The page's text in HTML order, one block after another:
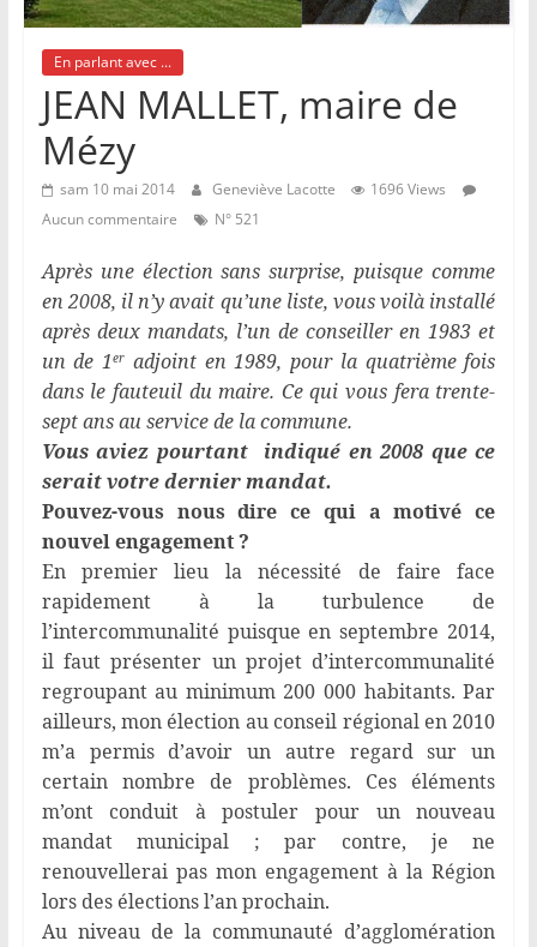
En parlant avec ...
JEAN MALLET, maire de
Mézy
sam 10 mai 2014 Geneviève Lacotte
1696 Views
Aucun commentaire
N° 521
Après une élection sans surprise, puisque comme
en 2008, il n’y avait qu’une liste, vous voilà installé
après deux mandats, l’un de conseiller en 1983 et
un de 1er adjoint en 1989, pour la quatrième fois
dans le fauteuil du maire. Ce qui vous fera trente-
sept ans au service de la commune.
Vous aviez pourtant indiqué en 2008 que ce
serait votre dernier mandat.
Pouvez-vous nous dire ce qui a motivé ce
nouvel engagement ?
En premier lieu la nécessité de faire face
rapidement à la turbulence de
l’intercommunalité puisque en septembre 2014,
il faut présenter un projet d’intercommunalité
regroupant au minimum 200 000 habitants. Par
ailleurs, mon élection au conseil régional en 2010
m’a permis d’avoir un autre regard sur un
certain nombre de problèmes. Ces éléments
m’ont conduit à postuler pour un nouveau
mandat municipal ; par contre, je ne
renouvellerai pas mon engagement à la Région
lors des élections l’an prochain.
Au niveau de la communauté d’agglomération